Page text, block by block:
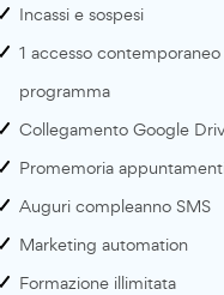
Incassi e sospesi
1 accesso contemporaneo
programma
Collegamento Google
Promemoria
Auguri compleanno SMS
Marketing automation
Formazione illimitata